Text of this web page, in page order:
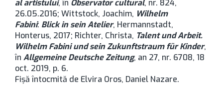
al artistului, în Observator cultural, nr. 824,
26.05.2016; Wittstock, Joachim, Wilhelm
Fabini: Blick in sein Atelier, Hermannstadt,
Honterus, 2017; Richter, Christa, Talent und Arbeit.
Wilhelm Fabini und sein Zukunftstraum für Kinder,
în Allgemeine Deutsche Zeitung, an 27, nr. 6708, 18
oct. 2019, p. 6.
Fișă întocmită de Elvira Oros, Daniel Nazare.